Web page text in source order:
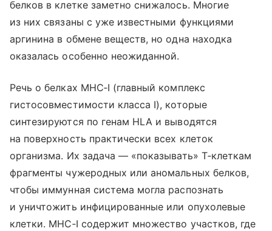
белков в клетке заметно снижалось. Многие
из них связаны с уже известными функциями
аргинина в обмене веществ, но одна находка
оказалась особенно неожиданной.
Речь о белках MHC‑I (главный комплекс
гистосовместимости класса I), которые
синтезируются по генам HLA и выводятся
на поверхность практически всех клеток
организма. Их задача — «показывать» Т‑клеткам
фрагменты чужеродных или аномальных белков,
чтобы иммунная система могла распознать
и уничтожить инфицированные или опухолевые
клетки. MHC‑I содержит множество участков, где